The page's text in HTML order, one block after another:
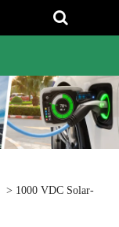
> 1000 VDC Solar-